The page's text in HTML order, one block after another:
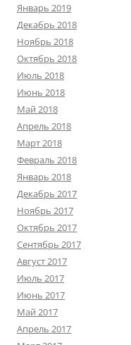
Январь 2019
Декабрь 2018
Ноябрь 2018
Октябрь 2018
Июль 2018
Июнь 2018
Май 2018
Апрель 2018
Март 2018
Февраль 2018
Январь 2018
Декабрь 2017
Ноябрь 2017
Октябрь 2017
Сентябрь 2017
Август 2017
Июль 2017
Июнь 2017
Май 2017
Апрель 2017